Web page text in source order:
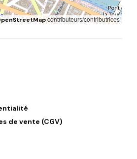
contributeurs/contributrices
de vente (CGV)